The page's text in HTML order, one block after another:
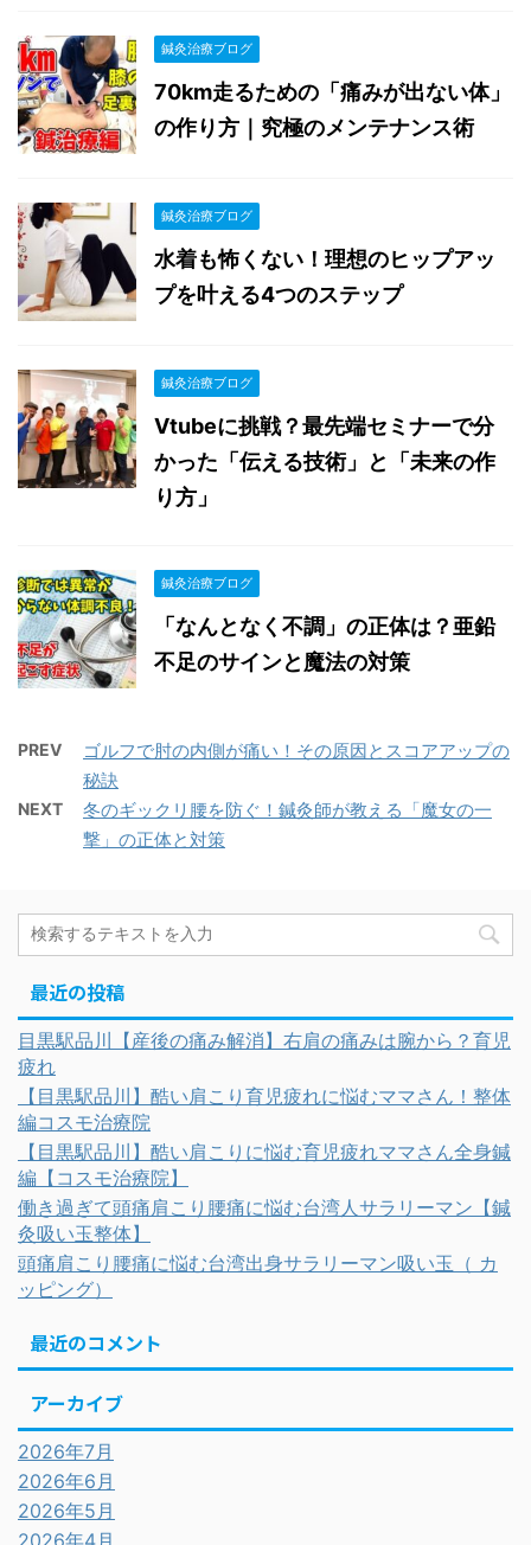
鍼灸治療ブログ
70km走るための「痛みが出ない体」
の作り方｜究極のメンテナンス術
鍼灸治療ブログ
水着も怖くない！理想のヒップアッ
プを叶える4つのステップ
鍼灸治療ブログ
Vtubeに挑戦？最先端セミナーで分
かった「伝える技術」と「未来の作
り方」
鍼灸治療ブログ
「なんとなく不調」の正体は？亜鉛
不足のサインと魔法の対策
PREV
ゴルフで肘の内側が痛い！その原因とスコアアップの
秘訣
NEXT
冬のギックリ腰を防ぐ！鍼灸師が教える「魔女の一
撃」の正体と対策
最近の投稿
目黒駅品川【産後の痛み解消】右肩の痛みは腕から？育児
疲れ
【目黒駅品川】酷い肩こり育児疲れに悩むママさん！整体
編コスモ治療院
【目黒駅品川】酷い肩こりに悩む育児疲れママさん全身鍼
編【コスモ治療院】
働き過ぎて頭痛肩こり腰痛に悩む台湾人サラリーマン【鍼
灸吸い玉整体】
頭痛肩こり腰痛に悩む台湾出身サラリーマン吸い玉（ カ
ッピング）
最近のコメント
アーカイブ
2026年7月
2026年6月
2026年5月
2026年4月